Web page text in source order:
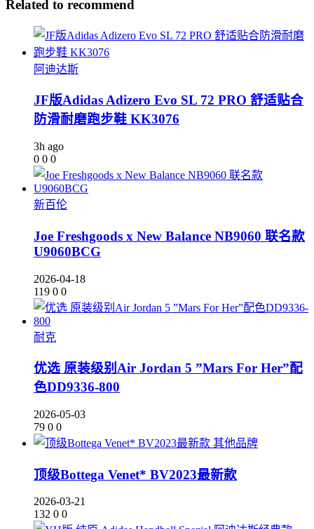
Related to recommend
阿迪达斯
JF版Adidas Adizero Evo SL 72 PRO 舒适贴合
防滑耐磨跑步鞋 KK3076
3h ago
0 0 0
新百伦
Joe Freshgoods x New Balance NB9060 联名款
U9060BCG
2026-04-18
119 0 0
耐克
优选 原装级别Air Jordan 5 ”Mars For Her”配
色DD9336-800
2026-05-03
79 0 0
其他品牌
顶级Bottega Venet* BV2023最新款
2026-03-21
132 0 0